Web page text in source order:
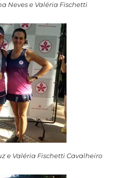
Neves e Valéria Fischetti
e Valéria Fischetti Cavalheiro